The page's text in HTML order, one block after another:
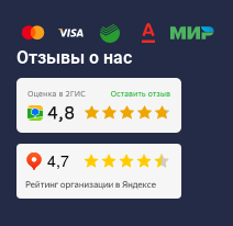
Отзывы о нас